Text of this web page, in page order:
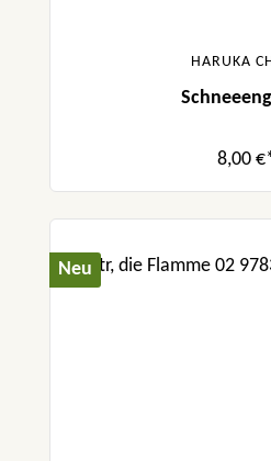
HARUKA
8,00
Neu